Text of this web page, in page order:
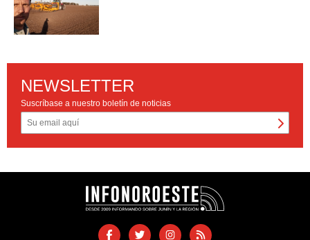
NEWSLETTER
Suscríbase a nuestro boletín de noticias